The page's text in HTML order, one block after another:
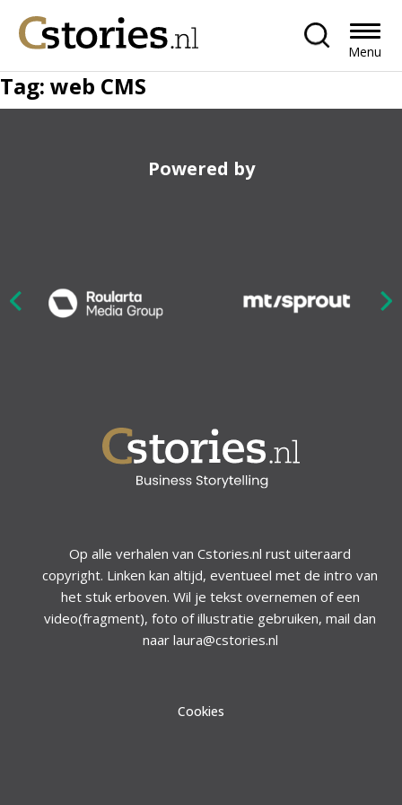
Menu
Tag: web CMS
Powered by
Op alle verhalen van Cstories.nl rust uiteraard
copyright. Linken kan altijd, eventueel met de intro van
het stuk erboven. Wil je tekst overnemen of een
video(fragment), foto of illustratie gebruiken, mail dan
naar laura@cstories.nl
Cookies